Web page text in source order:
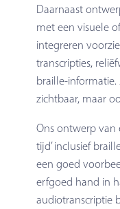
Daarnaast
met een visuele
integreren
transcripties,
braille-
zichtbaar, maar
Ons ontwerp van
tijd’ inclusief
een goed
erfgoed hand in
audiotranscriptie